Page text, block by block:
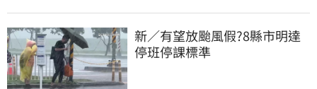
新／有望放颱風假?8縣市明達
停班停課標準